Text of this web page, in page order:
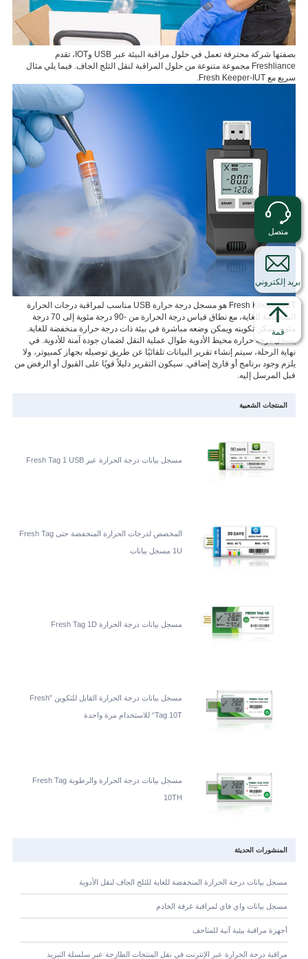
العربية
بصفتها شركة محترفة تعمل في حلول مراقبة البيئة عبر USB وIOT، تقدم
Freshliance مجموعة متنوعة من حلول المراقبة لنقل الثلج الجاف. فيما يلي مثال
سريع مع Fresh Keeper-IUT.
Fresh Keeper-IUT هو مسجل درجة حرارة USB مناسب لمراقبة درجات الحرارة
المنخفضة للغاية، مع نطاق قياس درجة الحرارة من -90 درجة مئوية إلى 70 درجة
مئوية. يمكن تكوينه ويمكن وضعه مباشرة في بيئة ذات درجة حرارة منخفضة للغاية.
يسجل درجة حرارة محيط الأدوية طوال عملية النقل لضمان جودة آمنة للأدوية. في
نهاية الرحلة، سيتم إنشاء تقرير البيانات تلقائيًا عن طريق توصيله بجهاز كمبيوتر، ولا
يلزم وجود برنامج أو قارئ إضافي. سيكون التقرير دليلاً قويًا على القبول أو الرفض من
قبل المرسل إليه.
المنتجات الشعبية
مسجل بيانات درجة الحرارة عبر Fresh Tag 1 USB
المخصص لدرجات الحرارة المنخفضة حتى Fresh Tag
1U مسجل بيانات
مسجل بيانات درجة الحرارة Fresh Tag 1D
مسجل بيانات درجة الحرارة القابل للتكوين ”Fresh
Tag 10T“ للاستخدام مرة واحدة
مسجل بيانات درجة الحرارة والرطوبة Fresh Tag
10TH
المنشورات الحديثة
مسجل بيانات درجة الحرارة المنخفضة للغاية للثلج الجاف لنقل الأدوية
مسجل بيانات واي فاي لمراقبة غرفة الخادم
أجهزة مراقبة بيئية آنية للمتاحف
مراقبة درجة الحرارة عبر الإنترنت في نقل المنتجات الطازجة عبر سلسلة التبريد
متصل
بريد إلكتروني
قمة